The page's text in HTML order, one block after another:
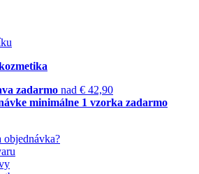
zadarmo nad € 42,90
minimálne 1 vzorka zadarmo
objednávka?